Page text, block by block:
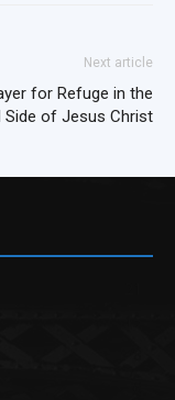
Next article
for Refuge in the
Side of Jesus Christ